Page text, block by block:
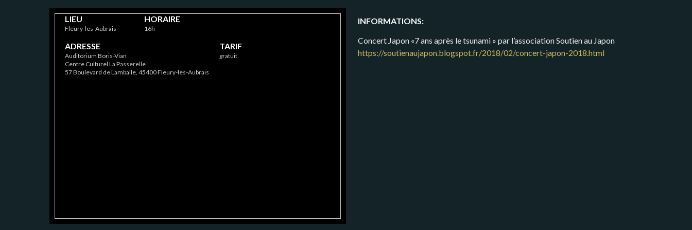
INFORMATIONS:
Concert Japon «7 ans après le tsunami » par l’association Soutien au Japon
https://soutienaujapon.blogspot.fr/2018/02/concert-japon-2018.html
LIEU
Fleury-les-Aubrais
HORAIRE
16h
ADRESSE
Auditorium Boris-Vian
Centre Culturel La Passerelle
57 Boulevard de Lamballe, 45400 Fleury-les-Aubrais
TARIF
gratuit